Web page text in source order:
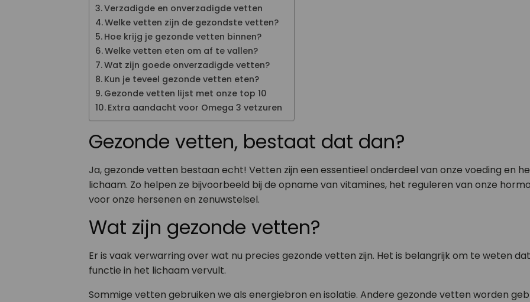
Verzadigde en onverzadigde vetten
Welke vetten zijn de gezondste vetten?
Hoe krijg je gezonde vetten binnen?
Welke vetten eten om af te vallen?
Wat zijn goede onverzadigde vetten?
Kun je teveel gezonde vetten eten?
Gezonde vetten lijst met onze top 10
Extra aandacht voor Omega 3 vetzuren
Gezonde vetten, bestaat dat dan?
Ja, gezonde vetten bestaan echt! Vetten zijn een essentieel onderdeel van onze voeding en
lichaam. Zo helpen ze bijvoorbeeld bij de opname van vitamines, het reguleren van onze
voor onze hersenen en zenuwstelsel.
Wat zijn gezonde vetten?
Er is vaak verwarring over wat nu precies gezonde vetten zijn. Het is belangrijk om te weten
functie in het lichaam vervult.
Sommige vetten gebruiken we als energiebron en isolatie. Andere gezonde vetten worden